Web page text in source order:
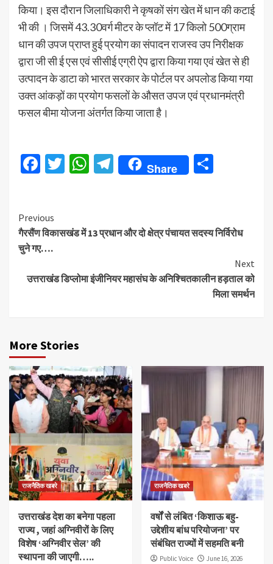
किया। इस दौरान जिलाधिकारी ने कृषकों संग खेत में धान की कटाई
भी की । जिसमें 43.30वर्ग मीटर के प्लॉट में 17 किलो 500ग्राम
धान की उपज प्राप्त हुई प्रयोग का संपादन राजस्व उप निरीक्षक
द्वारा जी सी ई एस एवं सीसीई एग्री ऐप द्वारा किया गया एवं खेत से ही
उत्पादन के डाटा को भारत सरकार के पोर्टल पर अपलोड किया गया
उक्त आंकड़ों का प्रयोग फसलों के औसत उपज एवं प्रधानमंत्री
फसल बीमा योजना अंतर्गत किया जाता है।
Facebook
TwitterWhatsApp
Telegram
Share
Continue
Reading
Previous
गैरसैंण विकासखंड में 13 प्रधान और दो क्षेत्र पंचायत सदस्य निर्विरोध
चुने गए….
Next
उत्तराखंड डिप्लोमा इंजीनियर महासंघ के अनिश्चितकालीन हड़ताल को
मिला समर्थन
More Stories
राजनैतिक खबरे
उत्तराखंड देश का बनेगा पहला
राज्य , जहां अग्निवीरों के लिए
विशेष ‘अग्निवीर सेल’ की
स्थापना की जाएगी…..
राजनैतिक खबरे
वर्षों से लंबित ‘किशाऊ बहु-
उद्देशीय बांध परियोजना’ पर
संबंधित राज्यों में सहमति बनी
Public Voice June 16, 2026